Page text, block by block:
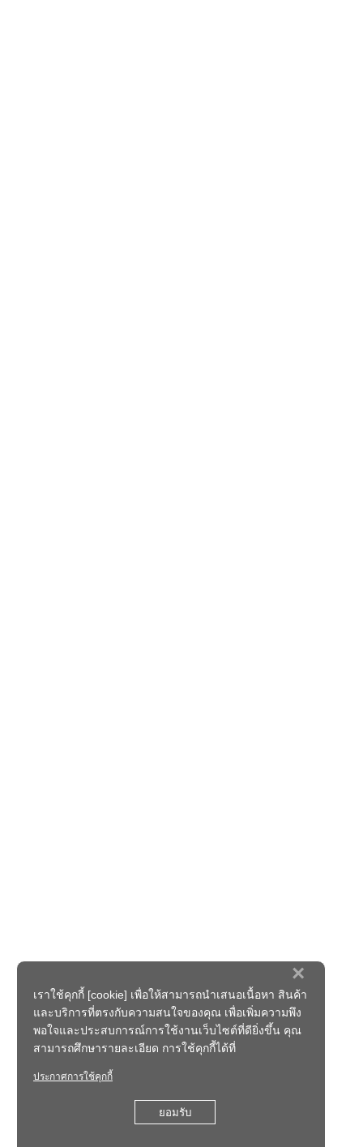
×
เราใช้คุกกี้ [cookie] เพื่อให้สามารถนำเสนอเนื้อหา สินค้า
และบริการที่ตรงกับความสนใจของคุณ เพื่อเพิ่มความพึง
พอใจและประสบการณ์การใช้งานเว็บไซต์ที่ดียิ่งขึ้น คุณ
สามารถศึกษารายละเอียด การใช้คุกกี้ได้ที่
ประกาศการใช้คุกกี้
ยอมรับ